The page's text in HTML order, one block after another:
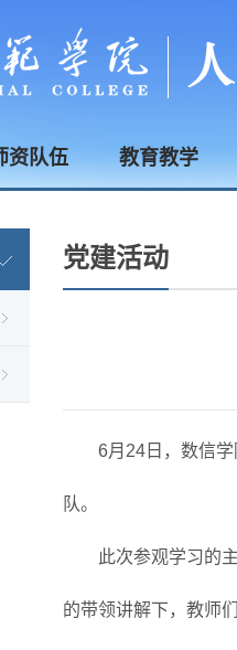
资队伍 教育教学
党建活动
6月24日，数信
队。
此次参观学习的
的带领讲解下，教师